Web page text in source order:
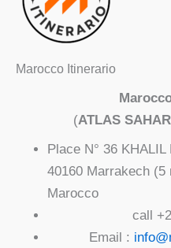
Marocco Itinerario
(ATLAS
Place N° 36 KHALIL
40160 Marrakech (5
Marocco
call
Email :